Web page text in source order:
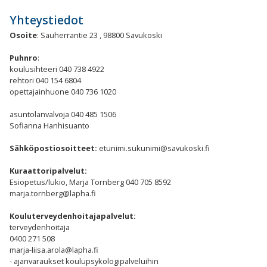
Yhteystiedot
Osoite: Sauherrantie 23 , 98800 Savukoski
Puhnro:
koulusihteeri 040 7384922
rehtori 040 154 6804
opettajainhuone 040 736 1020
asuntolanvalvoja 040 485 1506
Sofianna Hanhisuanto
Sähköpostiosoitteet: etunimi.sukunimi@savukoski.fi
Kuraattoripalvelut:
Esiopetus/lukio, Marja Tornberg 040 705 8592
marja.tornberg@lapha.fi
Kouluterveydenhoitajapalvelut:
terveydenhoitaja
0400 271 508
marja-liisa.arola@lapha.fi
- ajanvaraukset koulupsykologipalveluihin